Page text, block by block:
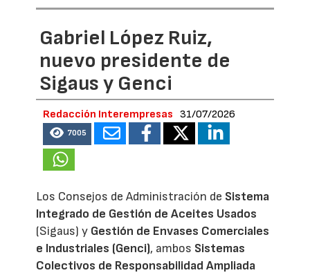
Gabriel López Ruiz,
nuevo presidente de
Sigaus y Genci
Redacción Interempresas 31/07/2026
7005
Los Consejos de Administración de Sistema
Integrado de Gestión de Aceites Usados
(Sigaus) y Gestión de Envases Comerciales
e Industriales (Genci), ambos Sistemas
Colectivos de Responsabilidad Ampliada